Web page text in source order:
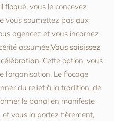
floqué, vous le concevez
vous soumettez pas aux
agencez et vous incarnez
assumée.Vous saisissez
. Cette option, vous
Le flocage
du relief à la tradition, de
le banal en manifeste
vous la portez fièrement,